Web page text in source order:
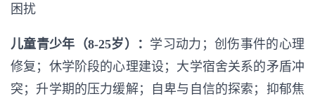
困扰
儿童青少年（8-25岁）： 学习动力；创伤事件的心理
修复；休学阶段的心理建设；大学宿舍关系的矛盾冲
突；升学期的压力缓解；自卑与自信的探索；抑郁焦